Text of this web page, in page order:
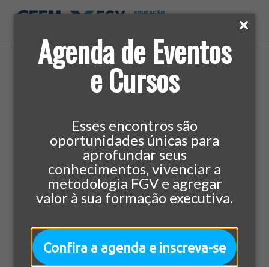
Agenda de Eventos
e Cursos
Esses encontros são
oportunidades únicas para
aprofundar seus
conhecimentos, vivenciar a
metodologia FGV e agregar
valor à sua formação executiva.
Confira a agenda e inscreva-se
Home » Cursos » Estratégia e Negócios » MBA em
Gestão Empresarial
Estratégia e Negócios 432h Aula
MBA em Gestão
Empresarial
Baixe a Ementa Completa